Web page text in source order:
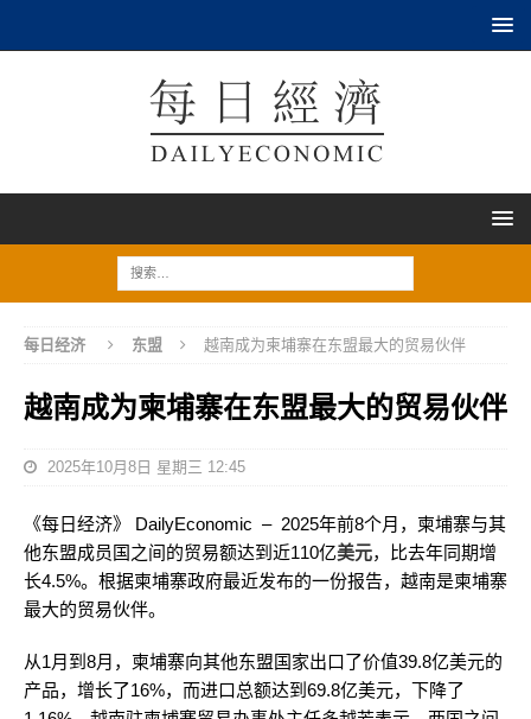
每日经济 东盟 越南成为柬埔寨在东盟最大的贸易伙伴
越南成为柬埔寨在东盟最大的贸易伙伴
2025年10月8日 星期三 12:45
《每日经济》 DailyEconomic – 2025年前8个月，柬埔寨与其
他东盟成员国之间的贸易额达到近110亿美元，比去年同期增
长4.5%。根据柬埔寨政府最近发布的一份报告，越南是柬埔寨
最大的贸易伙伴。
从1月到8月，柬埔寨向其他东盟国家出口了价值39.8亿美元的
产品，增长了16%，而进口总额达到69.8亿美元，下降了